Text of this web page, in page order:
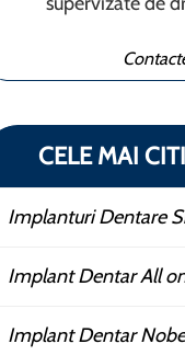
CELE MAI
Implanturi Dentare
Implant Dentar All
Implant Dentar